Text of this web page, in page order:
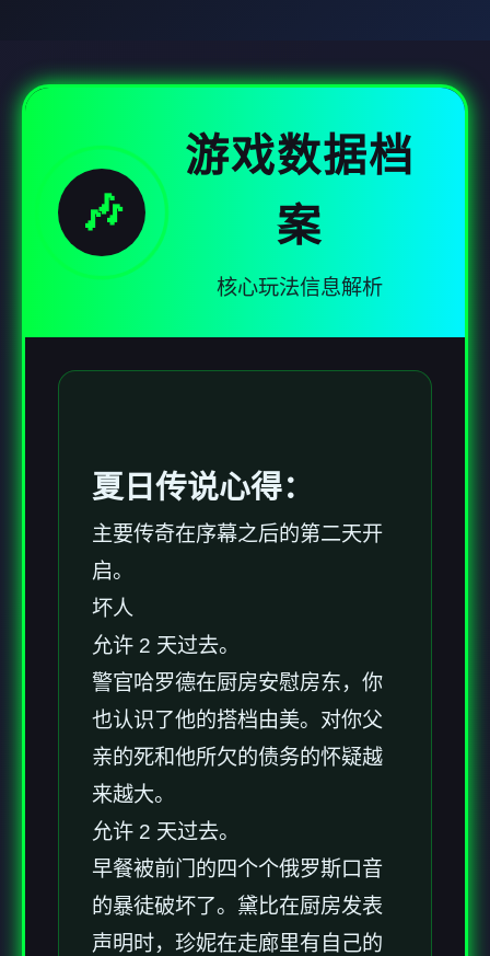
🎶
游戏数据档
案
核心玩法信息解析
夏日传说心得：
主要传奇在序幕之后的第二天开
启。
坏人
允许 2 天过去。
警官哈罗德在厨房安慰房东，你
也认识了他的搭档由美。对你父
亲的死和他所欠的债务的怀疑越
来越大。
允许 2 天过去。
早餐被前门的四个个俄罗斯口音
的暴徒破坏了。黛比在厨房发表
声明时，珍妮在走廊里有自己的